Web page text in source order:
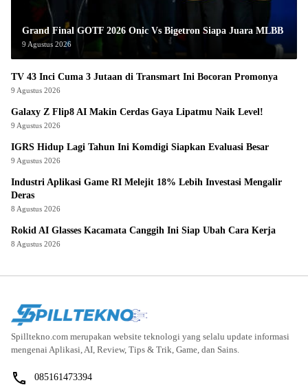
Grand Final GOTF 2026 Onic Vs Bigetron Siapa Juara MLBB
9 Agustus 2026
TV 43 Inci Cuma 3 Jutaan di Transmart Ini Bocoran Promonya
9 Agustus 2026
Galaxy Z Flip8 AI Makin Cerdas Gaya Lipatmu Naik Level!
9 Agustus 2026
IGRS Hidup Lagi Tahun Ini Komdigi Siapkan Evaluasi Besar
9 Agustus 2026
Industri Aplikasi Game RI Melejit 18% Lebih Investasi Mengalir
Deras
8 Agustus 2026
Rokid AI Glasses Kacamata Canggih Ini Siap Ubah Cara Kerja
8 Agustus 2026
Spilltekno.com merupakan website teknologi yang selalu update informasi
mengenai Aplikasi, AI, Review, Tips & Trik, Game, dan Sains.
085161473394